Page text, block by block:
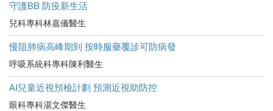
守護BB 防疫新生活
兒科專科林嘉儀醫生
慢阻肺病高峰期到 按時服藥覆診可防病發
呼吸系統科專科陳利醫生
AI兒童近視預檢計劃 預測近視助防控
眼科專科湯文傑醫生